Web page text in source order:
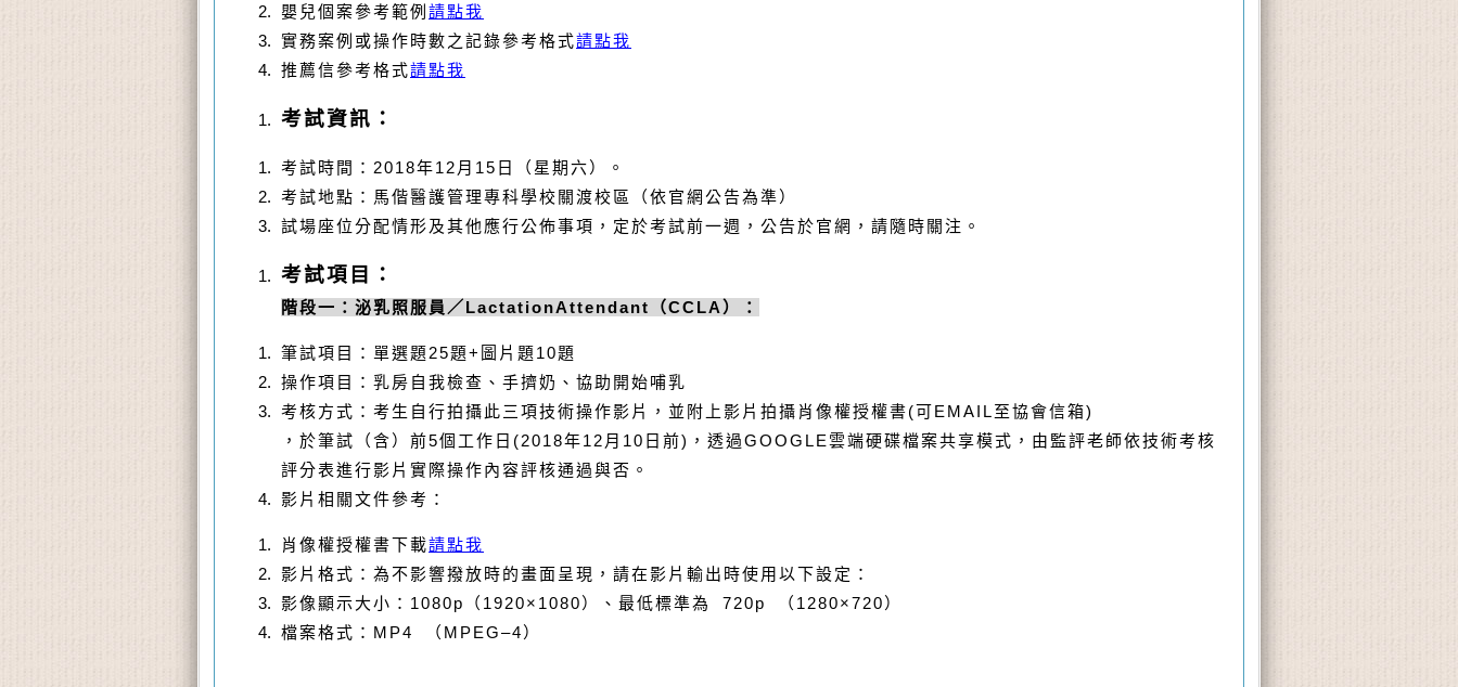
嬰兒個案參考範例 請點我
實務案例或操作時數之記錄參考格式請點我
推薦信參考格式請點我
考試資訊：
考試時間 ： 2018年12 月 15 日（星期六）。
考試地點： 馬偕醫護管理專科學校關渡校區（依官網公告為準）
試場座位分配情形及其他應行公佈事項，定於考試前一週，公告於官網，請隨時關注。
考試項目：
階段一：泌乳照服員／ LactationAttendant （CCLA ）：
筆試項目：單選題25題+ 圖片題10題
操作項目：乳房自我檢查、手擠奶、協助開始哺乳
考核方式：考生自行拍攝此三項技術操作影片，並附上影片拍攝肖像權授權書(可EMAIL至協會信箱)
，於筆試（含）前5個工作日 (2018年12 月 10 日前) ，透過GOOGLE雲端硬碟檔案共享模式 ，由監評老師依技術考核
評分表進行影片實際操作內容評核通過與否。
影片相關文件參考：
肖像權授權書下載請點我
影片格式：為不影響撥放時的畫面呈現，請在影片輸出時使用以下設定：
影像顯示大小： 1080p （ 1920×1080）、最低標準為 720p （ 1280×720）
檔案格式： MP4 （ MPEG–4）